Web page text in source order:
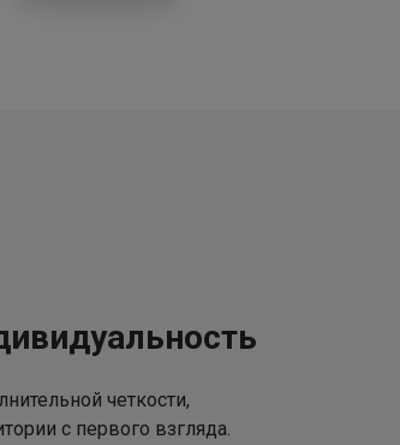
четкости,
с первого взгляда.